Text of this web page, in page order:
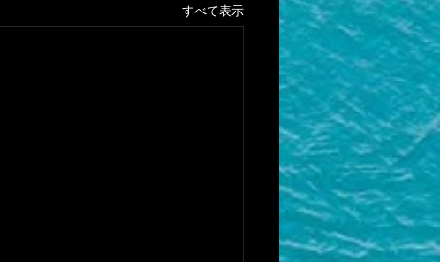
すべて表示